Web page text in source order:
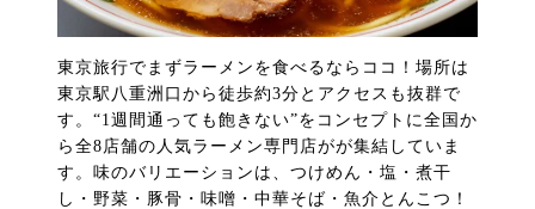
東京旅行でまずラーメンを食べるならココ！場所は
東京駅八重洲口から徒歩約3分とアクセスも抜群で
す。“1週間通っても飽きない”をコンセプトに全国か
ら全8店舗の人気ラーメン専門店がが集結していま
す。味のバリエーションは、つけめん・塩・煮干
し・野菜・豚骨・味噌・中華そば・魚介とんこつ！